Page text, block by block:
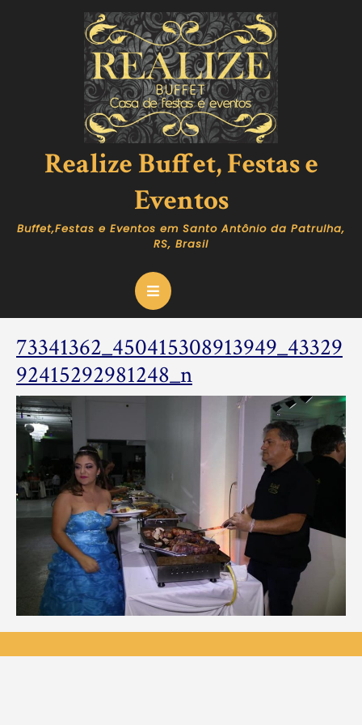
Realize Buffet, Festas e
Eventos
Buffet,Festas e Eventos em Santo Antônio da Patrulha,
RS, Brasil
Open
Button
73341362_450415308913949_43329
92415292981248_n